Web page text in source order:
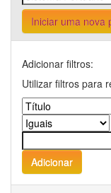
Iniciar uma nova
Adicionar filtros:
Utilizar filtros para